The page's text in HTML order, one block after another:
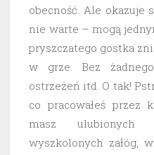
obecność. Ale
nie warte – mogą
pryszczatego gostka
w grze. Bez
ostrzeżeń itd. O tak!
co pracowałeś przez
masz ulubionych
wyszkolonych załóg,